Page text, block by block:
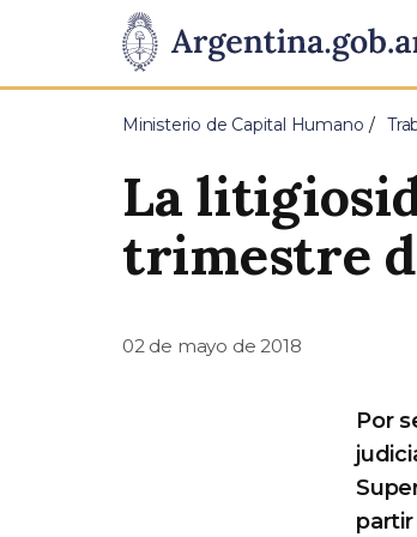
Presidencia
de
Pasar al contenido principal
Ministerio de Capital Humano
La
trimestre
02 de mayo de 2018
Por